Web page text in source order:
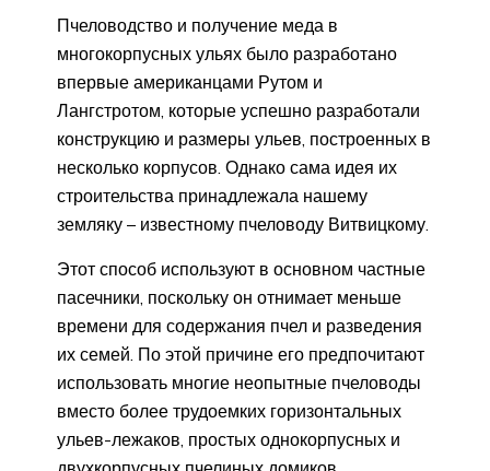
Пчеловодство и получение меда в
многокорпусных ульях было разработано
впервые американцами Рутом и
Лангстротом, которые успешно разработали
конструкцию и размеры ульев, построенных в
несколько корпусов. Однако сама идея их
строительства принадлежала нашему
земляку – известному пчеловоду Витвицкому.
Этот способ используют в основном частные
пасечники, поскольку он отнимает меньше
времени для содержания пчел и разведения
их семей. По этой причине его предпочитают
использовать многие неопытные пчеловоды
вместо более трудоемких горизонтальных
ульев-лежаков, простых однокорпусных и